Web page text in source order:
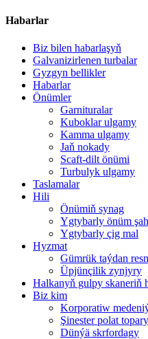
Habarlar
Biz bilen habarlaşyň
Galvanizirlenen turbalar
Gyzgyn bellikler
Habarlar
Önümler
Garnituralar
Kuboklar ulgamy
Kamma ulgamy
Jaň nokady
Scaft-dilt önümi
Turbulyk ulgamy
Taslamalar
Hili
Önümiň synag
Ygtybarly önüm
Ygtybarly çig mal
Hyzmat
Gümrük taýdan
Üpjünçilik zynjyry
Halkanyň gulpy skaneriň
Biz kim
Korporatiw
Şinester polat topary
Dünýä skrfordagy